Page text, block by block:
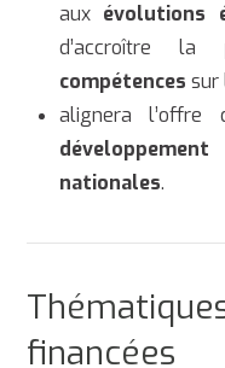
aux évolutions
d’accroître la
compétences sur
alignera l’offre
nationales.
financées